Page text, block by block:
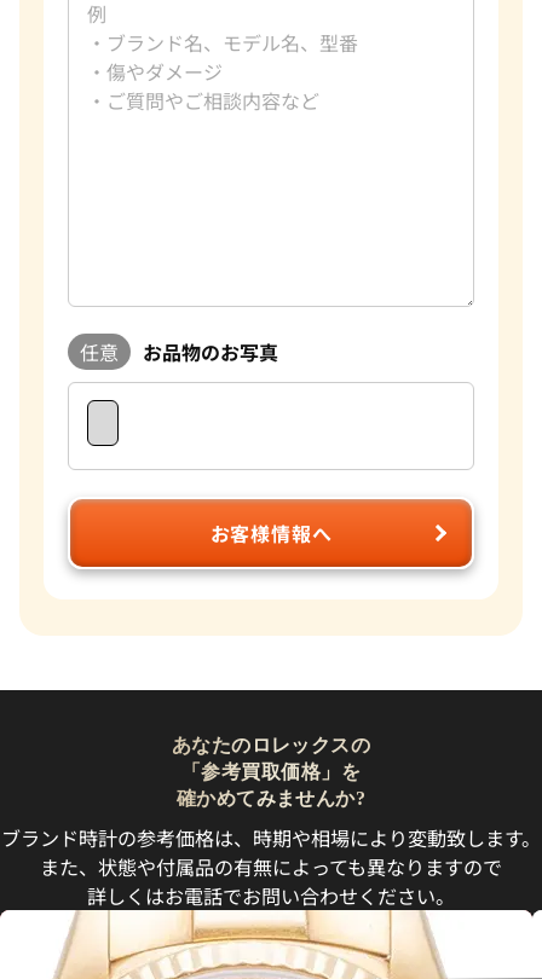
任意 お品物のお写真
お客様情報へ
あなたのロレックスの
「参考買取価格」を
確かめてみませんか?
ブランド時計の参考価格は、時期や相場により変動致します。
また、状態や付属品の有無によっても異なりますので
詳しくはお電話でお問い合わせください。